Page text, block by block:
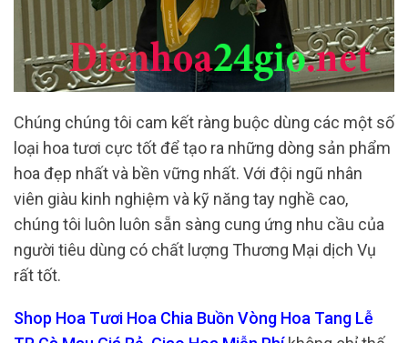
Chúng chúng tôi cam kết ràng buộc dùng các một số
loại hoa tươi cực tốt để tạo ra những dòng sản phẩm
hoa đẹp nhất và bền vững nhất. Với đội ngũ nhân
viên giàu kinh nghiệm và kỹ năng tay nghề cao,
chúng tôi luôn luôn sẵn sàng cung ứng nhu cầu của
người tiêu dùng có chất lượng Thương Mại dịch Vụ
rất tốt.
Shop Hoa Tươi Hoa Chia Buồn Vòng Hoa Tang Lễ